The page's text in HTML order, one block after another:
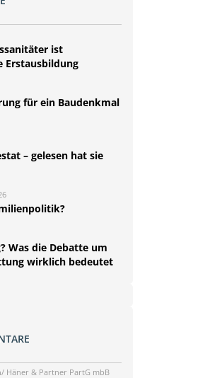
ist
Erstausbildung
für ein Baudenkmal
– gelesen hat sie
Was die Debatte um
wirklich bedeutet
Häner & Partner PartG mbB